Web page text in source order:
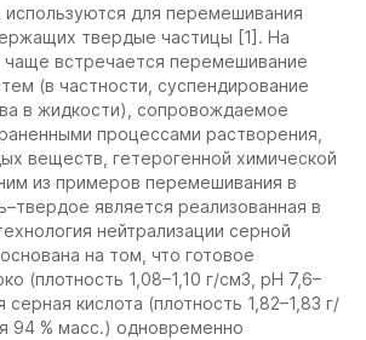
для перемешивания
твердые частицы [1]. На
чаще встречается перемешивание
(в частности, суспендирование
в жидкости), сопровождаемое
процессами растворения,
веществ, гетерогенной химической
из примеров перемешивания в
является реализованная в
нейтрализации серной
на том, что готовое
(плотность 1,08–1,10 г/см3, pH 7,6–
серная кислота (плотность 1,82–1,83 г/
94 % масс.) одновременно